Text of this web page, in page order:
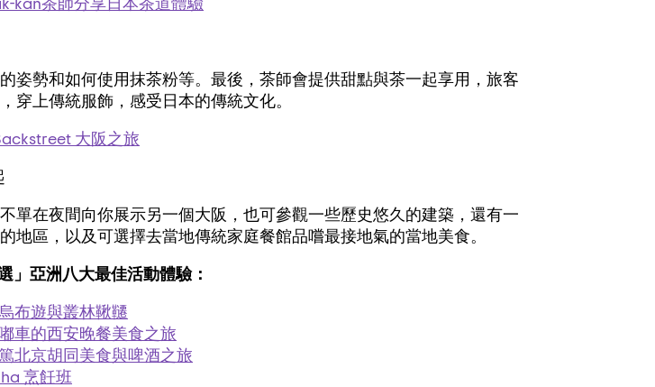
姿勢和如何使用抹茶粉等。最後，茶師會提供甜點與茶一起享用，旅客
穿上傳統服飾，感受日本的傳統文化。
大阪之旅
單在夜間向你展示另一個大阪，也可參觀一些歷史悠久的建築，還有一
地區，以及可選擇去當地傳統家庭餐館品嚐最接地氣的當地美食。
」 亞洲八大最佳活動體驗：
烏布遊與叢林鞦韆
車的西安晚餐美食之旅
北京胡同美食與啤酒之旅
烹飪班